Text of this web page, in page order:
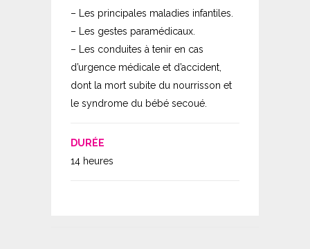
– Les principales maladies infantiles.
– Les gestes paramédicaux.
– Les conduites à tenir en cas
d’urgence médicale et d’accident,
dont la mort subite du nourrisson et
le syndrome du bébé secoué.
DURÉE
14 heures